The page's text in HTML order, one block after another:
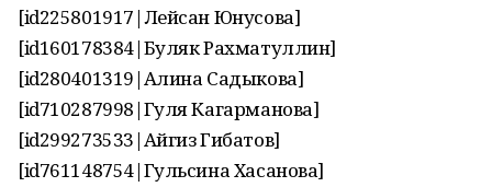
[id225801917|Лейсан Юнусова]
[id160178384|Буляк Рахматуллин]
[id280401319|Алина Садыкова]
[id710287998|Гуля Кагарманова]
[id299273533|Айгиз Гибатов]
[id761148754|Гульсина Хасанова]